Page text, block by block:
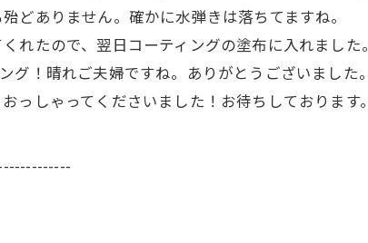
ありません。確かに水弾きは落ちてますね。
たので、翌日コーティングの塗布に入れました。
！晴れご夫婦ですね。ありがとうございました。
しゃってくださいました！お待ちしております。